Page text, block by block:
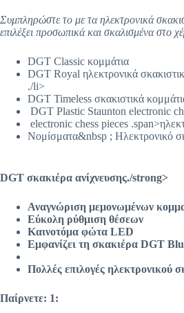
Συμπληρώστε το με τα ηλεκτρονικά
επιλέξει προσωπικά και σκαλισμένα στο
DGT Classic κομμάτια
DGT Royal ηλεκτρονικά
./li>
DGT Timeless σκακιστικά
DGT Plastic Staunton electronic
electronic chess pieces
Νομίσματα&nbsp ; Ηλεκτρονικό
DGT σκακιέρα ανίχνευσης./strong>
Αναγνώριση μεμονωμένων
Εύκολη ρύθμιση θέσεων
Καινοτόμα φώτα LED
Εμφανίζει τη σκακιέρα DGT
Πολλές επιλογές ηλεκτρονικού
Παίρνετε: 1: